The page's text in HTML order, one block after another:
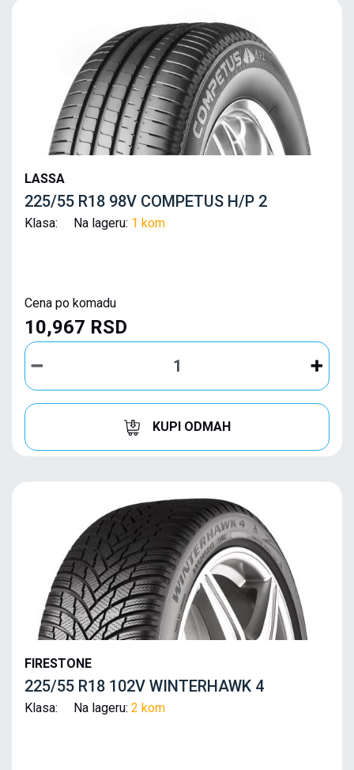
LASSA
225/55 R18 98V COMPETUS H/P 2
Klasa: Na lageru: 1 kom
Cena po komadu
10,967 RSD
KUPI ODMAH
FIRESTONE
225/55 R18 102V WINTERHAWK 4
Klasa: Na lageru: 2 kom